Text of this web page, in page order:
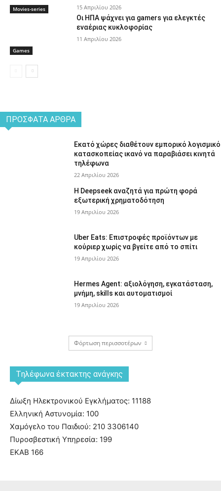
Movies-series 15 Απριλίου 2026
Games
Οι ΗΠΑ ψάχνει για gamers για ελεγκτές
εναέριας κυκλοφορίας
11 Απριλίου 2026
ΠΡΌΣΦΑΤΑ ΆΡΘΡΑ
Εκατό χώρες διαθέτουν εμπορικό λογισμικό
κατασκοπείας ικανό να παραβιάσει κινητά
τηλέφωνα
22 Απριλίου 2026
Η Deepseek αναζητά για πρώτη φορά
εξωτερική χρηματοδότηση
19 Απριλίου 2026
Uber Eats: Επιστροφές προϊόντων με
κούριερ χωρίς να βγείτε από το σπίτι
19 Απριλίου 2026
Hermes Agent: αξιολόγηση, εγκατάσταση,
μνήμη, skills και αυτοματισμοί
19 Απριλίου 2026
Φόρτωση περισσοτέρων
Tηλέφωνα έκτακτης ανάγκης
Δίωξη Ηλεκτρονικού Εγκλήματος: 11188
Ελληνική Αστυνομία: 100
Χαμόγελο του Παιδιού: 210 3306140
Πυροσβεστική Υπηρεσία: 199
ΕΚΑΒ 166